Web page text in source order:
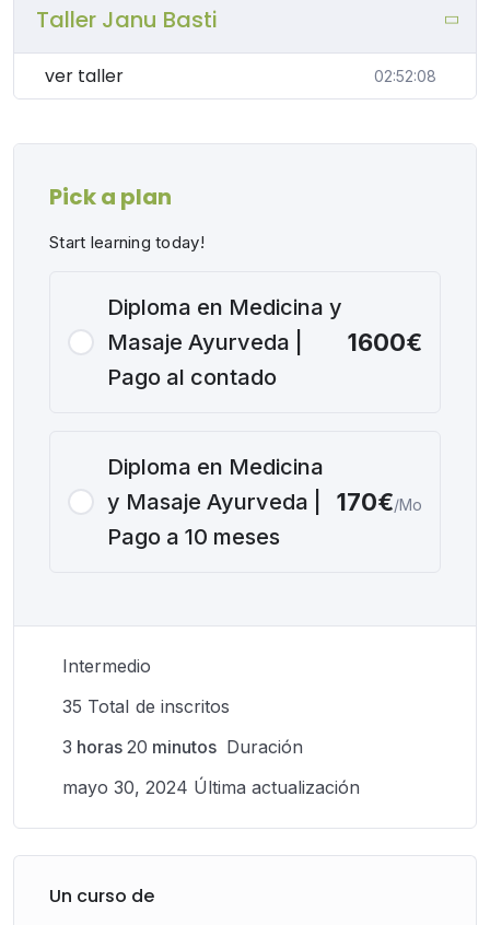
Taller Janu Basti
ver taller 02:52:08
Pick a plan
Start learning today!
Diploma en Medicina y
Masaje Ayurveda |
Pago al contado
1600€
Diploma en Medicina
y Masaje Ayurveda |
Pago a 10 meses
170€/Mo
Intermedio
35 TotaI de inscritos
3 horas 20 minutos Duración
mayo 30, 2024 Última actualización
Un curso de